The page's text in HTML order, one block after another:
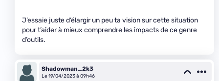
J’essaie juste d’élargir un peu ta vision sur cette situation
pour t’aider à mieux comprendre les impacts de ce genre
d’outils.
Shadowman_2k3
Le 19/04/2023 à 09h46